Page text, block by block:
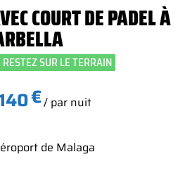
COURT DE PADEL À
RESTEZ SUR LE TERRAIN
€/ par nuit
de Malaga